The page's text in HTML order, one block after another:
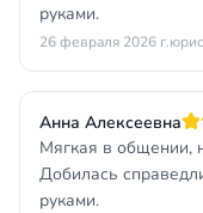
руками.
26 февраля 2026 г.
Анна Алексеевна
Мягкая в общении,
Добилась
руками.